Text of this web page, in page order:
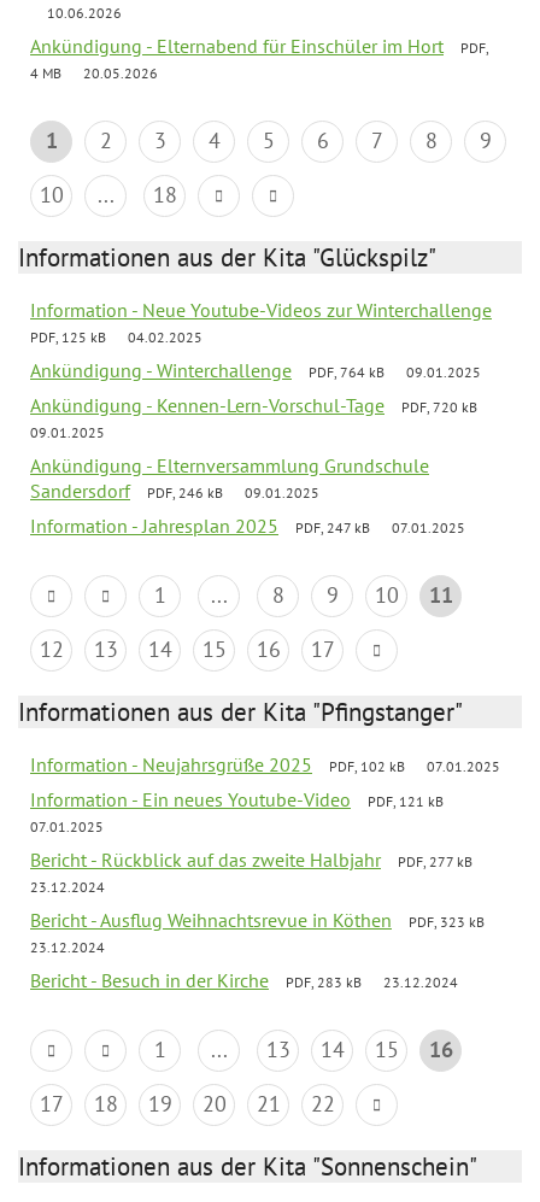
10.06.2026
Ankündigung - Elternabend für Einschüler im Hort
PDF,
4 MB
20.05.2026
1 2 3 4 5 6 7 8
9
10
... 18
Informationen aus der Kita "Glückspilz"
Information - Neue Youtube-Videos zur Winterchallenge
PDF, 125 kB 04.02.2025
Ankündigung - Winterchallenge PDF, 764 kB 09.01.2025
Ankündigung - Kennen-Lern-Vorschul-Tage
PDF, 720 kB
09.01.2025
Ankündigung - Elternversammlung Grundschule
Sandersdorf
PDF, 246 kB 09.01.2025
Information - Jahresplan 2025 PDF, 247 kB 07.01.2025
1 ... 8 9 10
11
12
13 14 15 16 17
Informationen aus der Kita "Pfingstanger"
Information - Neujahrsgrüße 2025 PDF, 102 kB 07.01.2025
Information - Ein neues Youtube-Video
PDF, 121 kB
07.01.2025
Bericht - Rückblick auf das zweite Halbjahr
PDF, 277 kB
23.12.2024
Bericht - Ausflug Weihnachtsrevue in Köthen
PDF, 323 kB
23.12.2024
Bericht - Besuch in der Kirche PDF, 283 kB 23.12.2024
1 ... 13 14 15
16
17
18 19 20 21 22
Informationen aus der Kita "Sonnenschein"